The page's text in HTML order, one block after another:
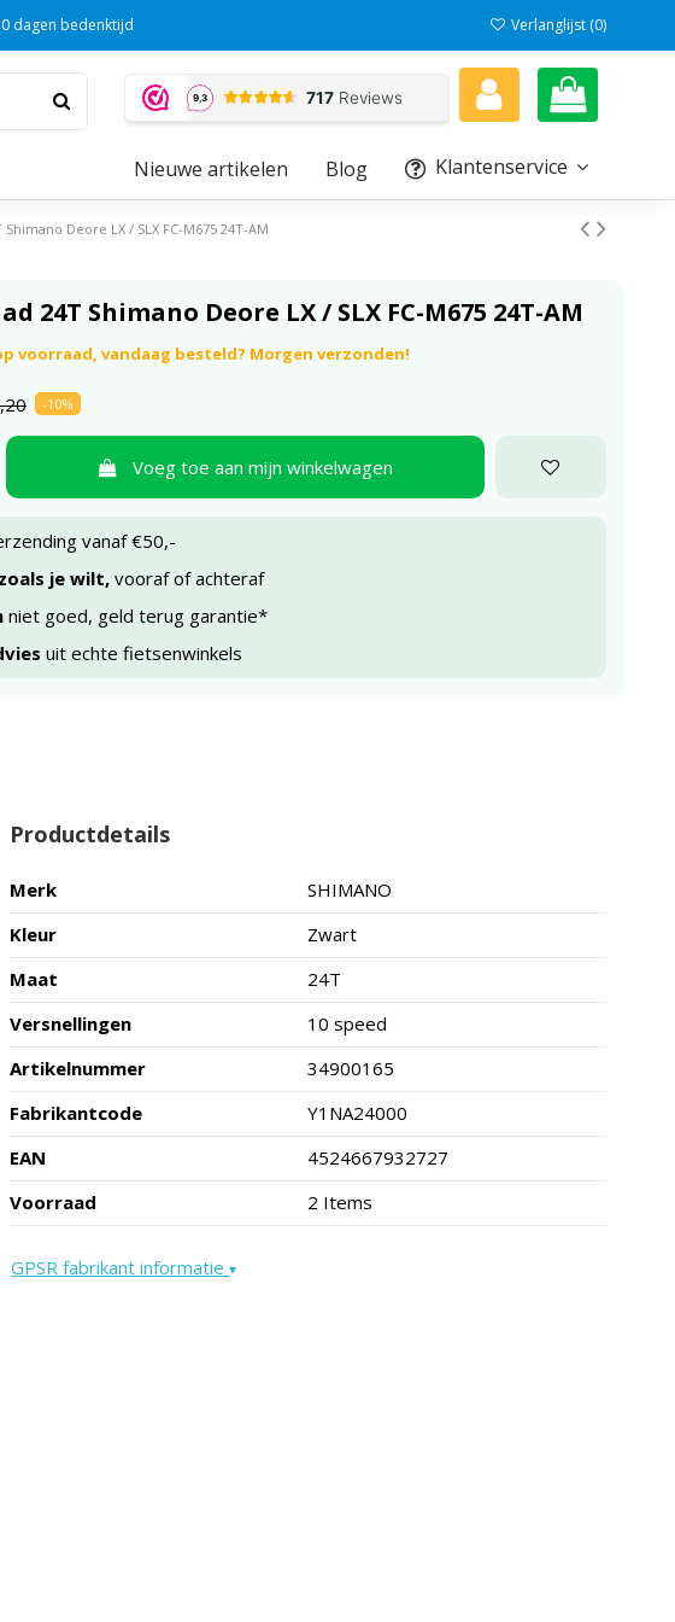
dagen bedenktijd Verlanglijst (0)
Klantenservice
Blog
Nieuwe artikelen
Deore LX / SLX FC-M675 24T-AM
24T Shimano Deore LX / SLX FC-M675 24T-AM
voorraad, vandaag besteld? Morgen verzonden!
-10%
Voeg toe aan mijn winkelwagen
vanaf €50,-
je wilt,vooraf of achteraf
niet goed, geld terug garantie*
uit echte fietsenwinkels
Productdetails
Merk
SHIMANO
Kleur
Zwart
Maat
24T
Versnellingen
10 speed
Artikelnummer
34900165
Fabrikantcode
Y1NA24000
EAN
4524667932727
Voorraad
2 Items
GPSR fabrikant informatie ▾